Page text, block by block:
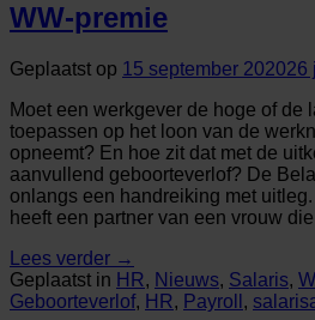
WW-premie
Geplaatst op 15 september 202026
Moet een werkgever de hoge of de
toepassen op het loon van de
opneemt? En hoe zit dat met de
aanvullend geboorteverlof? De
onlangs een handreiking met
heeft een partner van een vrouw
Lees verder →
Geplaatst in HR, Nieuws, Salaris,
Geboorteverlof, HR, Payroll ,